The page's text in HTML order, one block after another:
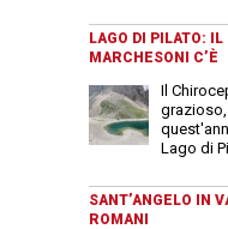
LAGO DI PILATO:
MARCHESONI C’È
Il
Lago di
SANT’ANGELO IN
ROMANI